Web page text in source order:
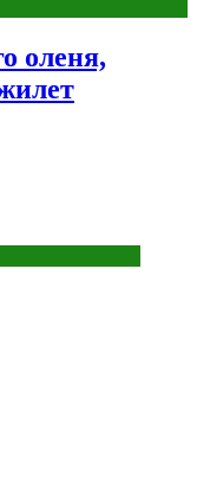
оленя,